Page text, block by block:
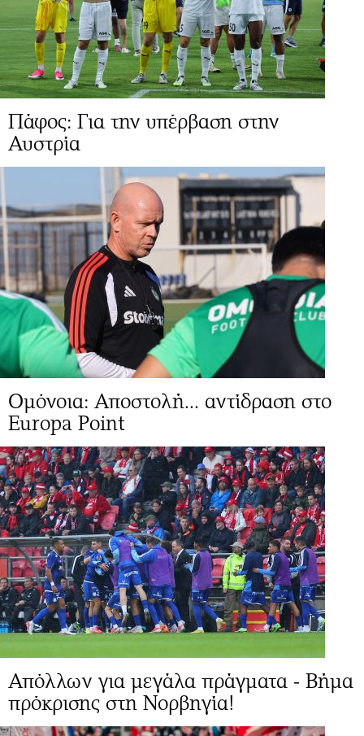
Πάφος: Για την υπέρβαση στην
Αυστρία
Ομόνοια: Αποστολή... αντίδραση στο
Europa Point
Απόλλων για μεγάλα πράγματα - Βήμα
πρόκρισης στη Νορβηγία!